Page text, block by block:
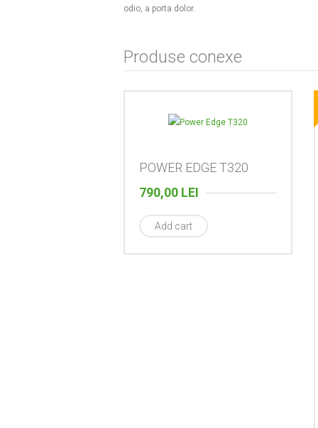
odio, a porta dolor.
Produse conexe
POWER EDGE T320
790,00 LEI
Add cart